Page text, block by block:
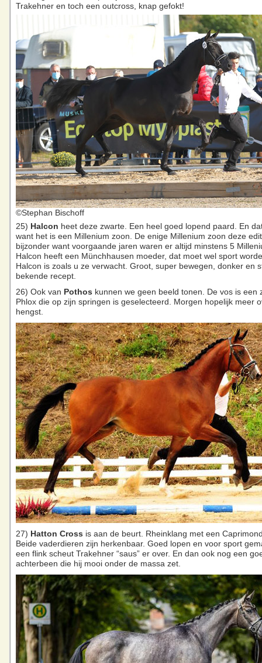
Trakehner en toch een outcross, knap gefokt!
©Stephan Bischoff
25) Halcon heet deze zwarte. Een heel goed lopend paard. En
want het is een Millenium zoon. De enige Millenium zoon deze
bijzonder want voorgaande jaren waren er altijd minstens 5
Halcon heeft een Münchhausen moeder, dat moet wel sport
Halcon is zoals u ze verwacht. Groot, super bewegen, donker en
bekende recept.
26) Ook van Pothos kunnen we geen beeld tonen. De vos is een
Phlox die op zijn springen is geselecteerd. Morgen hopelijk meer
hengst.
27) Hatton Cross is aan de beurt. Rheinklang met een
Beide vaderdieren zijn herkenbaar. Goed lopen en voor sport
een flink scheut Trakehner “saus” er over. En dan ook nog een
achterbeen die hij mooi onder de massa zet.